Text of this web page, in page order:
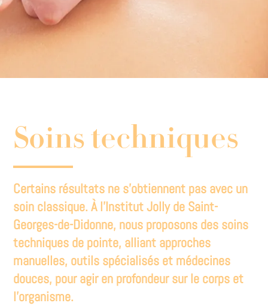
Soins techniques
Certains résultats ne s’obtiennent pas avec un
soin classique. À l’Institut Jolly de Saint-
Georges-de-Didonne, nous proposons des soins
techniques de pointe, alliant approches
manuelles, outils spécialisés et médecines
douces, pour agir en profondeur sur le corps et
l’organisme.